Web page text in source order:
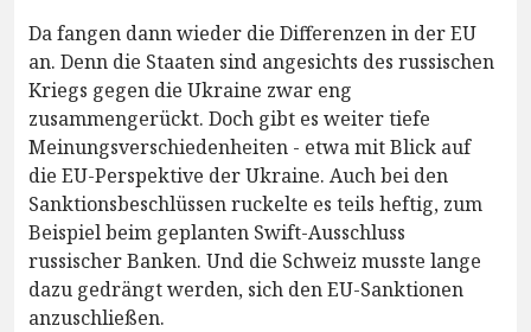
Da fangen dann wieder die Differenzen in der EU
an. Denn die Staaten sind angesichts des russischen
Kriegs gegen die Ukraine zwar eng
zusammengerückt. Doch gibt es weiter tiefe
Meinungsverschiedenheiten - etwa mit Blick auf
die EU-Perspektive der Ukraine. Auch bei den
Sanktionsbeschlüssen ruckelte es teils heftig, zum
Beispiel beim geplanten Swift-Ausschluss
russischer Banken. Und die Schweiz musste lange
dazu gedrängt werden, sich den EU-Sanktionen
anzuschließen.